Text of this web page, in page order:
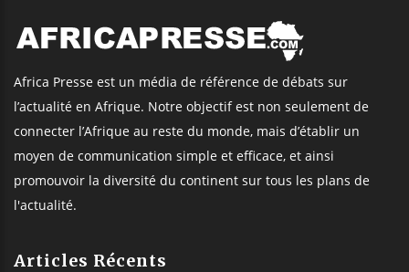
Africa Presse est un média de référence de débats sur
l’actualité en Afrique. Notre objectif est non seulement de
connecter l’Afrique au reste du monde, mais d’établir un
moyen de communication simple et efficace, et ainsi
promouvoir la diversité du continent sur tous les plans de
l'actualité.
Articles Récents